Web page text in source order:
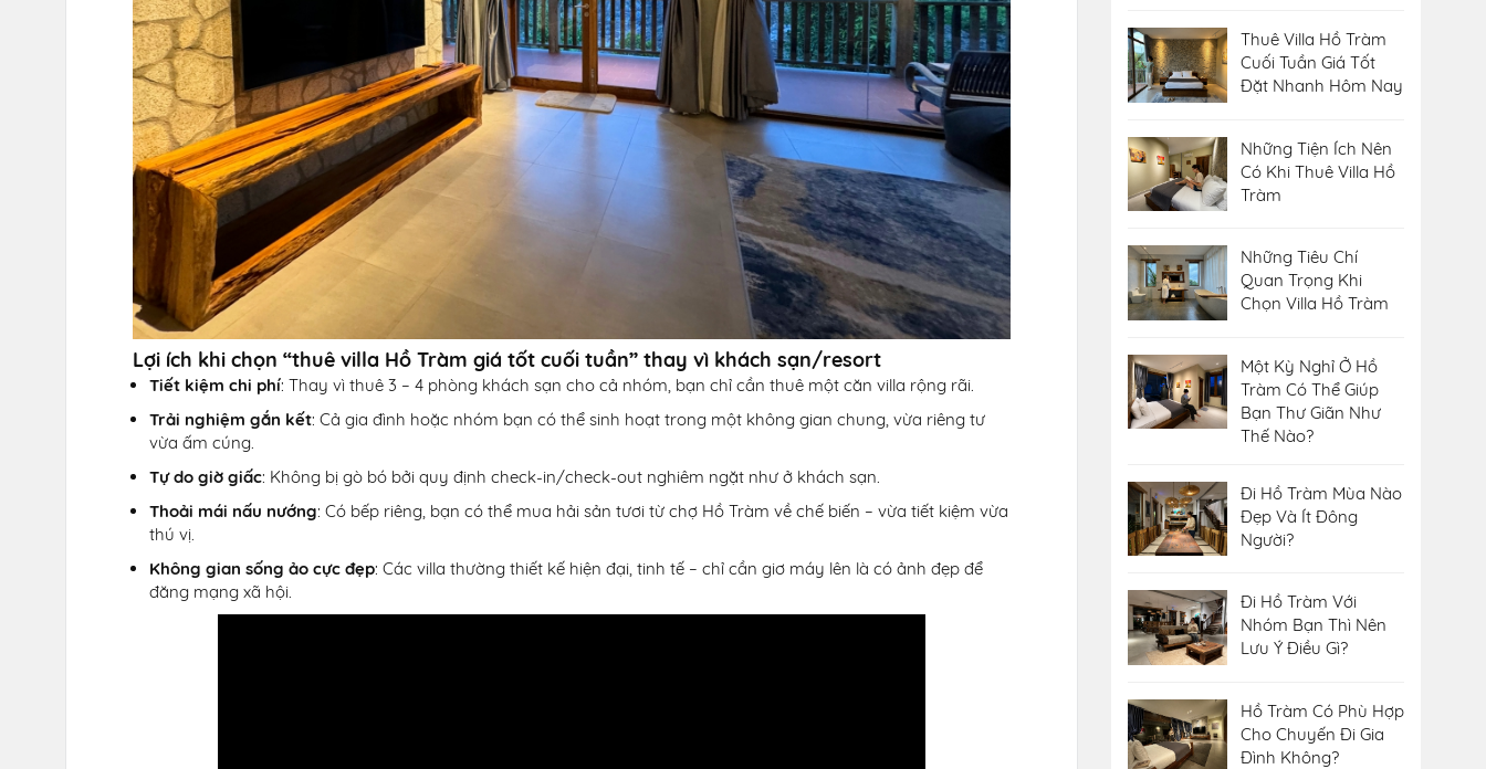
Lợi ích khi chọn “thuê villa Hồ Tràm giá tốt cuối tuần” thay vì khách sạn/resort
Tiết kiệm chi phí: Thay vì thuê 3 – 4 phòng khách sạn cho cả nhóm, bạn chỉ cần thuê một căn villa rộng rãi.
Trải nghiệm gắn kết: Cả gia đình hoặc nhóm bạn có thể sinh hoạt trong một không gian chung, vừa riêng tư
vừa ấm cúng.
Tự do giờ giấc: Không bị gò bó bởi quy định check-in/check-out nghiêm ngặt như ở khách sạn.
Thoải mái nấu nướng: Có bếp riêng, bạn có thể mua hải sản tươi từ chợ Hồ Tràm về chế biến – vừa tiết kiệm vừa
thú vị.
Không gian sống ảo cực đẹp: Các villa thường thiết kế hiện đại, tinh tế – chỉ cần giơ máy lên là có ảnh đẹp để
đăng mạng xã hội.
Thuê Villa Hồ Tràm
Cuối Tuần Giá Tốt
Đặt Nhanh Hôm Nay
Những Tiện Ích Nên
Có Khi Thuê Villa Hồ
Tràm
Những Tiêu Chí
Quan Trọng Khi
Chọn Villa Hồ Tràm
Một Kỳ Nghỉ Ở Hồ
Tràm Có Thể Giúp
Bạn Thư Giãn Như
Thế Nào?
Đi Hồ Tràm Mùa Nào
Đẹp Và Ít Đông
Người?
Đi Hồ Tràm Với
Nhóm Bạn Thì Nên
Lưu Ý Điều Gì?
Hồ Tràm Có Phù Hợp
Cho Chuyến Đi Gia
Đình Không?